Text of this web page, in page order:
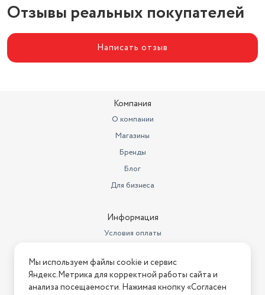
Отзывы реальных покупателей
Написать отзыв
Компания
О компании
Магазины
Бренды
Блог
Для бизнеса
Информация
Условия оплаты
Условия возврата
Нашли ошибку на сайте? Напишите нам
Мы используем файлы cookie и сервис
Яндекс.Метрика для корректной работы сайта и
анализа посещаемости. Нажимая кнопку «Согласен